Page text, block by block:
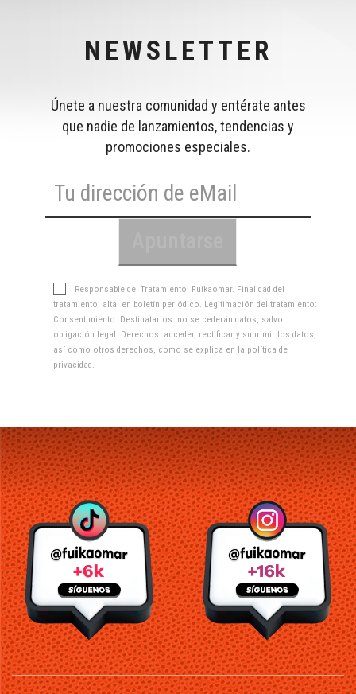
NEWSLETTER
Únete a nuestra comunidad y entérate antes
que nadie de lanzamientos, tendencias y
promociones especiales.
Responsable del Tratamiento: Fuikaomar. Finalidad del
tratamiento: alta en boletín periódico. Legitimación del tratamiento:
Consentimiento. Destinatarios: no se cederán datos, salvo
obligación legal. Derechos: acceder, rectificar y suprimir los datos,
así como otros derechos, como se explica en la política de
privacidad